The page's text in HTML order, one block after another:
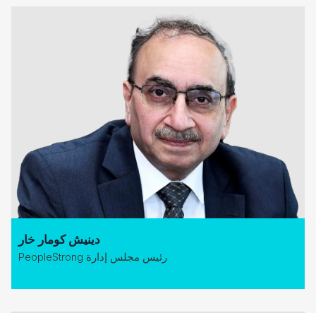
دينيش كومار خار
رئيس مجلس إدارة PeopleStrong